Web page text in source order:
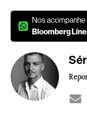
Nos
Bloomberg